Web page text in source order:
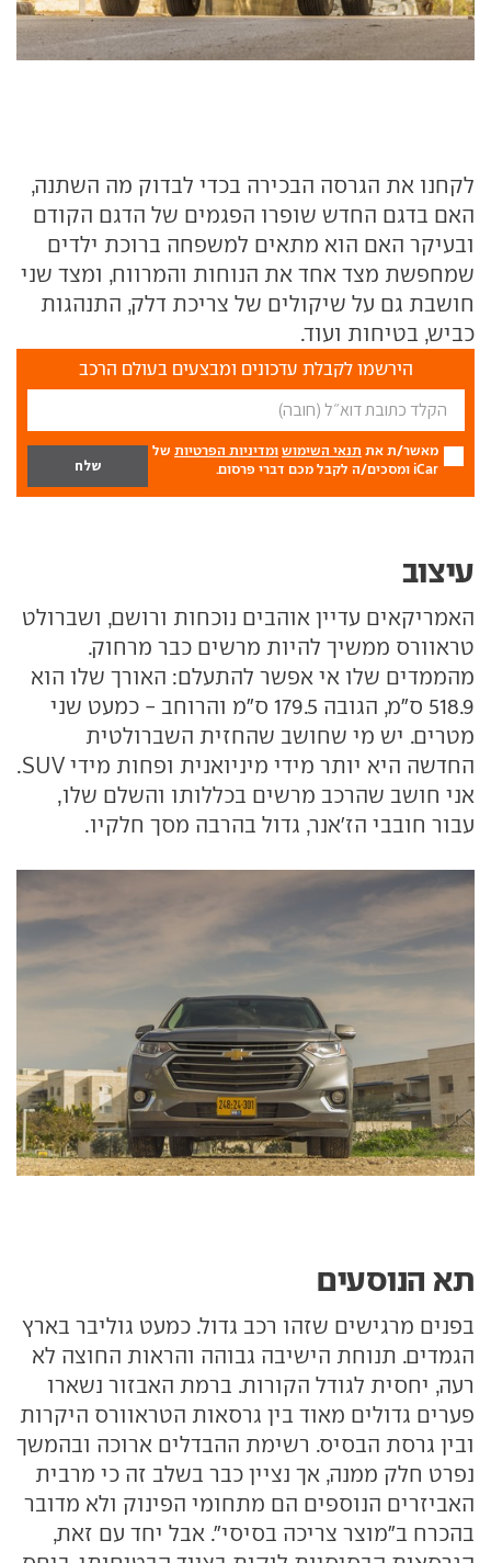
לקחנו את הגרסה הבכירה בכדי לבדוק מה השתנה,
האם בדגם החדש שופרו הפגמים של הדגם הקודם
ובעיקר האם הוא מתאים למשפחה ברוכת ילדים
שמחפשת מצד אחד את הנוחות והמרווח, ומצד שני
חושבת גם על שיקולים של צריכת דלק, התנהגות
כביש, בטיחות ועוד.
הירשמו לקבלת עדכונים ומבצעים בעולם הרכב
מאשר/ת את תנאי השימוש ומדיניות הפרטיות של
iCar ומסכים/ה לקבל מכם דברי פרסום.
עיצוב
האמריקאים עדיין אוהבים נוכחות ורושם, ושברולט
טראוורס ממשיך להיות מרשים כבר מרחוק.
מהממדים שלו אי אפשר להתעלם: האורך שלו הוא
518.9 ס"מ, הגובה 179.5 ס"מ והרוחב - כמעט שני
מטרים. יש מי שחושב שהחזית השברולטית
החדשה היא יותר מידי מיניואנית ופחות מידי SUV.
אני חושב שהרכב מרשים בכללותו והשלם שלו,
עבור חובבי הז'אנר, גדול בהרבה מסך חלקיו.
תא הנוסעים
בפנים מרגישים שזהו רכב גדול. כמעט גוליבר בארץ
הגמדים. תנוחת הישיבה גבוהה והראות החוצה לא
רעה, יחסית לגודל הקורות. ברמת האבזור נשארו
פערים גדולים מאוד בין גרסאות הטראוורס היקרות
ובין גרסת הבסיס. רשימת ההבדלים ארוכה ובהמשך
נפרט חלק ממנה, אך נציין כבר בשלב זה כי מרבית
האביזרים הנוספים הם מתחומי הפינוק ולא מדובר
בהכרח ב"מוצר צריכה בסיסי". אבל יחד עם זאת,